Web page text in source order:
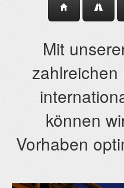
Mit
können
Vorhaben